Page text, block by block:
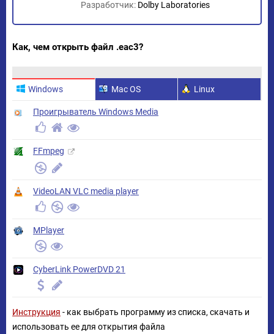
Разработчик: Dolby Laboratories
Как, чем открыть файл .eac3?
Windows Mac OS Linux
Проигрыватель Windows Media
FFmpeg
VideoLAN VLC media player
MPlayer
CyberLink PowerDVD 21
Инструкция - как выбрать программу из списка, скачать и
использовать ее для открытия файла